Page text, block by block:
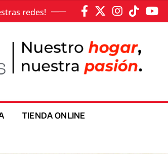
redes!
TIENDA ONLINE